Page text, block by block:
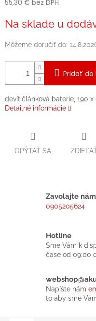
55,30 € bez DPH
cena:
Na sklade u
Môžeme doručiť do:
Pridať do
devítičlánková baterie, 190
Detailné informácie
OPÝTAŤ SA
Zavolajte nám
0905205624
Hotline
Sme Vám k
čase od 09:00
Napíšte nám
to aby sme